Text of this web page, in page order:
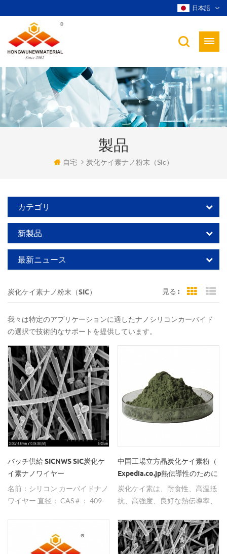
日本語
製品
自宅 炭化ケイ素ナノ粉末（sic）
カテゴリ
新製品
最新ニュース
炭化ケイ素ナノ粉末（SIC） 見る : Grid
我々は特定のアプリケーションに適したナノシリコンカーバイド
の選択で技術的なサポートを提供しています。
バッチ供給 SICNWS SiC炭化ケ
イ素ナノワイヤー
名前：シリコン カーバイドナノ
ワイヤー 直径： CAS＃： 409-
中国工場立方晶炭化ケイ素粉（
Expedia.co.jp熱伝導性のために
炭化ケイ素は、耐食性、高温抵
抗、高強度、良好な熱伝導率、
に、高い熱伝導率、耐酸化性、
および良好な安定性の利点を有
する。 それはマイクロエレクト